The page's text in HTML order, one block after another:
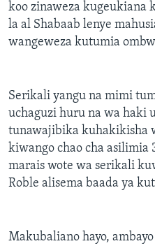
koo zinaweza kugeukiana
la al Shabaab lenye
wangeweza kutumia
Serikali yangu na mimi
uchaguzi huru na wa haki
tunawajibika kuhakikisha
kiwango chao cha asilimia
marais wote wa serikali
Roble alisema baada ya
Makubaliano hayo,